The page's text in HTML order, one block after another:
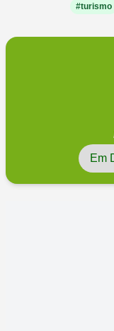
#turismo